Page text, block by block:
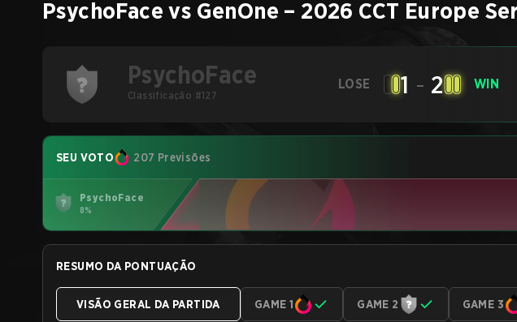
PsychoFace vs GenOne – 2026 CCT Europe
PsychoFace
Classificação #127
LOSE 1 - 2 WIN
SEU VOTO 207 Previsões
PsychoFace
8%
RESUMO DA PONTUAÇÃO
VISÃO GERAL DA PARTIDA GAME 1 GAME 2 GAME 3